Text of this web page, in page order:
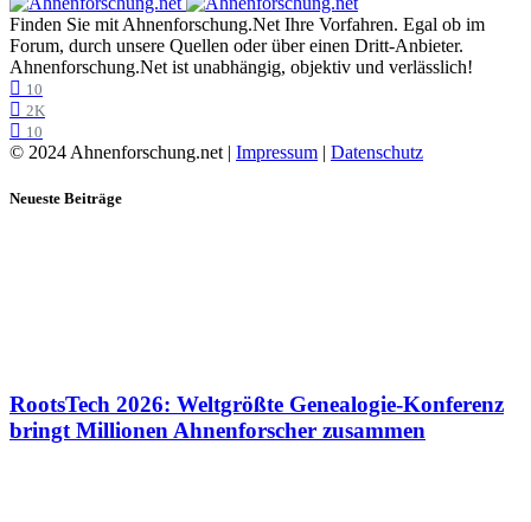
Finden Sie mit Ahnenforschung.Net Ihre Vorfahren. Egal ob im
Forum, durch unsere Quellen oder über einen Dritt-Anbieter.
Ahnenforschung.Net ist unabhängig, objektiv und verlässlich!
10
2K
10
© 2024 Ahnenforschung.net | Impressum | Datenschutz
Neueste Beiträge
RootsTech 2026: Weltgrößte Genealogie-Konferenz
bringt Millionen Ahnenforscher zusammen